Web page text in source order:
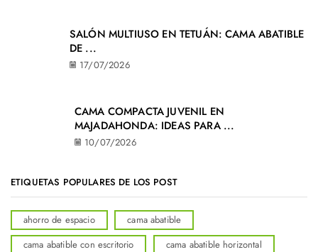
SALÓN MULTIUSO EN TETUÁN: CAMA ABATIBLE
DE ...
17/07/2026
CAMA COMPACTA JUVENIL EN
MAJADAHONDA: IDEAS PARA ...
10/07/2026
ETIQUETAS POPULARES DE LOS POST
ahorro de espacio
cama abatible
cama abatible con escritorio
cama abatible horizontal